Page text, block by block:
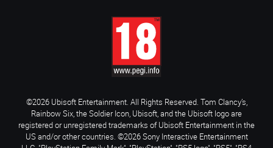
©2026 Ubisoft Entertainment. All Rights Reserved. Tom Clancy’s,
Rainbow Six, the Soldier Icon, Ubisoft, and the Ubisoft logo are
registered or unregistered trademarks of Ubisoft Entertainment in the
US and/or other countries. ©2026 Sony Interactive Entertainment